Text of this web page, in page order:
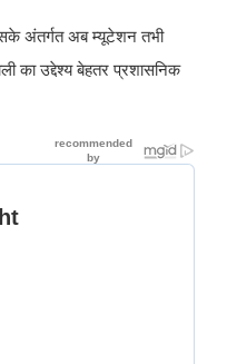
अंतर्गत अब म्यूटेशन तभी
का उद्देश्य बेहतर प्रशासनिक